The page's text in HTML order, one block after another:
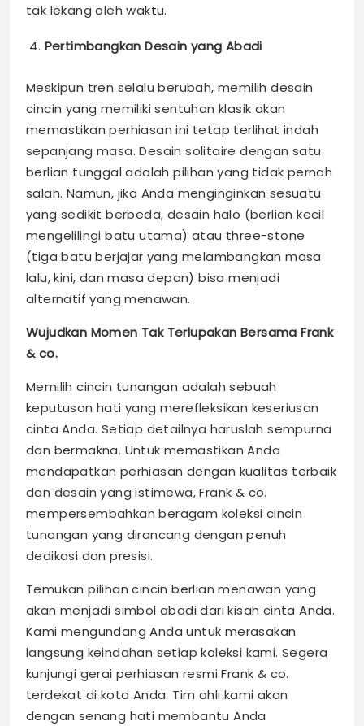
tak lekang oleh waktu.
Pertimbangkan Desain yang Abadi
Meskipun tren selalu berubah, memilih desain
cincin yang memiliki sentuhan klasik akan
memastikan perhiasan ini tetap terlihat indah
sepanjang masa. Desain solitaire dengan satu
berlian tunggal adalah pilihan yang tidak pernah
salah. Namun, jika Anda menginginkan sesuatu
yang sedikit berbeda, desain halo (berlian kecil
mengelilingi batu utama) atau three-stone
(tiga batu berjajar yang melambangkan masa
lalu, kini, dan masa depan) bisa menjadi
alternatif yang menawan.
Wujudkan Momen Tak Terlupakan Bersama Frank
& co.
Memilih cincin tunangan adalah sebuah
keputusan hati yang merefleksikan keseriusan
cinta Anda. Setiap detailnya haruslah sempurna
dan bermakna. Untuk memastikan Anda
mendapatkan perhiasan dengan kualitas terbaik
dan desain yang istimewa, Frank & co.
mempersembahkan beragam koleksi cincin
tunangan yang dirancang dengan penuh
dedikasi dan presisi.
Temukan pilihan cincin berlian menawan yang
akan menjadi simbol abadi dari kisah cinta Anda.
Kami mengundang Anda untuk merasakan
langsung keindahan setiap koleksi kami. Segera
kunjungi gerai perhiasan resmi Frank & co.
terdekat di kota Anda. Tim ahli kami akan
dengan senang hati membantu Anda